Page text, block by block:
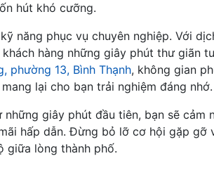
hút khó cưỡng.
năng phục vụ chuyên nghiệp. Với
hàng những giây phút thư giãn
phường 13, Bình Thạnh, không gian
lại cho bạn trải nghiệm đáng nhớ.
giây phút đầu tiên, bạn sẽ cảm
hấp dẫn. Đừng bỏ lỡ cơ hội gặp gỡ
giữa lòng thành phố.